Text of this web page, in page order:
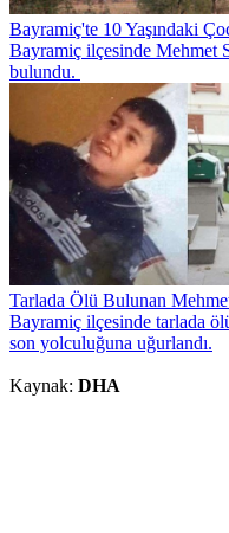
Bayramiç'te 10 Yaşındaki
Bayramiç ilçesinde Mehmet
bulundu.
Tarlada Ölü Bulunan
Bayramiç ilçesinde tarlada
son yolculuğuna uğurlandı.
Kaynak: DHA